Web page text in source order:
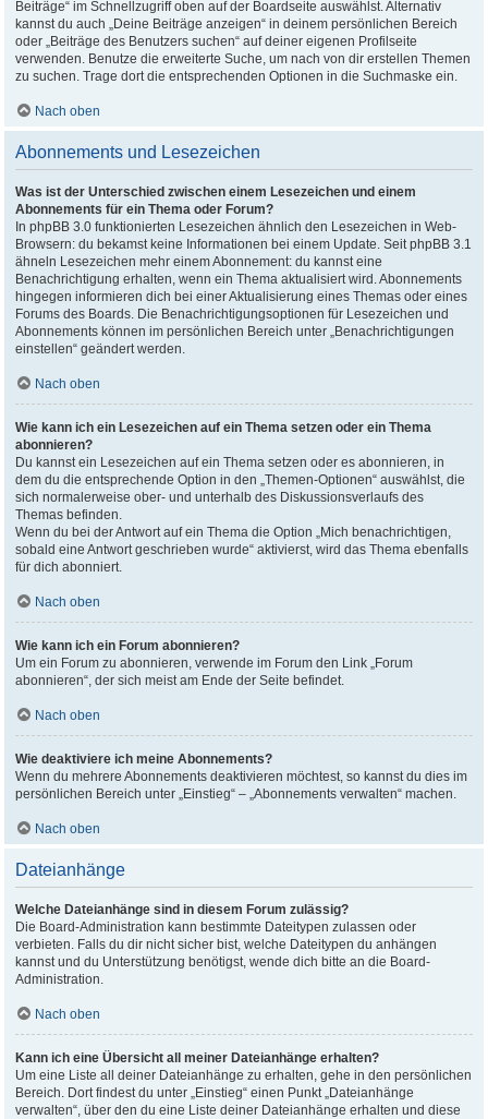
Beiträge“ im Schnellzugriff oben auf der Boardseite auswählst. Alternativ
kannst du auch „Deine Beiträge anzeigen“ in deinem persönlichen Bereich
oder „Beiträge des Benutzers suchen“ auf deiner eigenen Profilseite
verwenden. Benutze die erweiterte Suche, um nach von dir erstellen Themen
zu suchen. Trage dort die entsprechenden Optionen in die Suchmaske ein.
Nach oben
Abonnements und Lesezeichen
Was ist der Unterschied zwischen einem Lesezeichen und einem
Abonnements für ein Thema oder Forum?
In phpBB 3.0 funktionierten Lesezeichen ähnlich den Lesezeichen in Web-
Browsern: du bekamst keine Informationen bei einem Update. Seit phpBB 3.1
ähneln Lesezeichen mehr einem Abonnement: du kannst eine
Benachrichtigung erhalten, wenn ein Thema aktualisiert wird. Abonnements
hingegen informieren dich bei einer Aktualisierung eines Themas oder eines
Forums des Boards. Die Benachrichtigungsoptionen für Lesezeichen und
Abonnements können im persönlichen Bereich unter „Benachrichtigungen
einstellen“ geändert werden.
Nach oben
Wie kann ich ein Lesezeichen auf ein Thema setzen oder ein Thema
abonnieren?
Du kannst ein Lesezeichen auf ein Thema setzen oder es abonnieren, in
dem du die entsprechende Option in den „Themen-Optionen“ auswählst, die
sich normalerweise ober- und unterhalb des Diskussionsverlaufs des
Themas befinden.
Wenn du bei der Antwort auf ein Thema die Option „Mich benachrichtigen,
sobald eine Antwort geschrieben wurde“ aktivierst, wird das Thema ebenfalls
für dich abonniert.
Nach oben
Wie kann ich ein Forum abonnieren?
Um ein Forum zu abonnieren, verwende im Forum den Link „Forum
abonnieren“, der sich meist am Ende der Seite befindet.
Nach oben
Wie deaktiviere ich meine Abonnements?
Wenn du mehrere Abonnements deaktivieren möchtest, so kannst du dies im
persönlichen Bereich unter „Einstieg“ – „Abonnements verwalten“ machen.
Nach oben
Dateianhänge
Welche Dateianhänge sind in diesem Forum zulässig?
Die Board-Administration kann bestimmte Dateitypen zulassen oder
verbieten. Falls du dir nicht sicher bist, welche Dateitypen du anhängen
kannst und du Unterstützung benötigst, wende dich bitte an die Board-
Administration.
Nach oben
Kann ich eine Übersicht all meiner Dateianhänge erhalten?
Um eine Liste all deiner Dateianhänge zu erhalten, gehe in den persönlichen
Bereich. Dort findest du unter „Einstieg“ einen Punkt „Dateianhänge
verwalten“, über den du eine Liste deiner Dateianhänge erhalten und diese